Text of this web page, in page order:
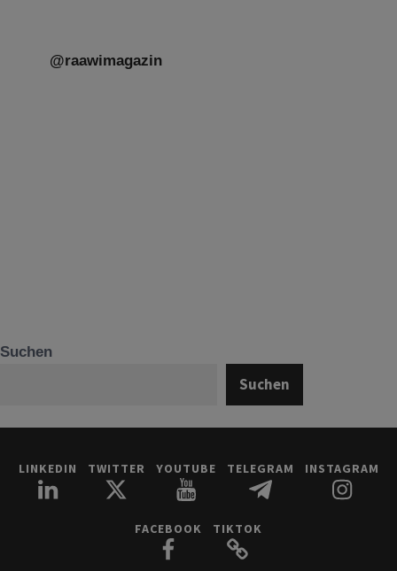
@raawimagazin
Suchen
Suchen
LINKEDIN TWITTER YOUTUBE TELEGRAM INSTAGRAM
FACEBOOK TIKTOK